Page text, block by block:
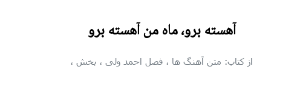
آهسته برو، ماه من آهسته برو
از کتاب: متن آهنگ ها ، فصل احمد ولی ، بخش ،